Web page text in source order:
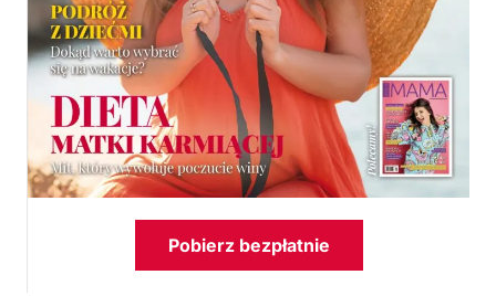
Pobierz bezpłatnie